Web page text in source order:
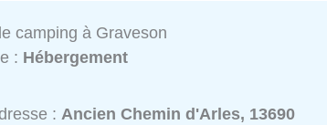
camping à Graveson
: Hébergement
:Ancien Chemin d'Arles, 13690